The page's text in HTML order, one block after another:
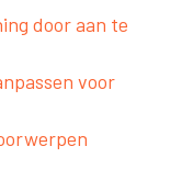
door aan te
voor